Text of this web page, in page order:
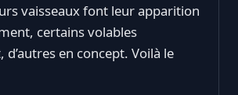
vaisseaux font leur apparition
certains volables
en concept. Voilà le